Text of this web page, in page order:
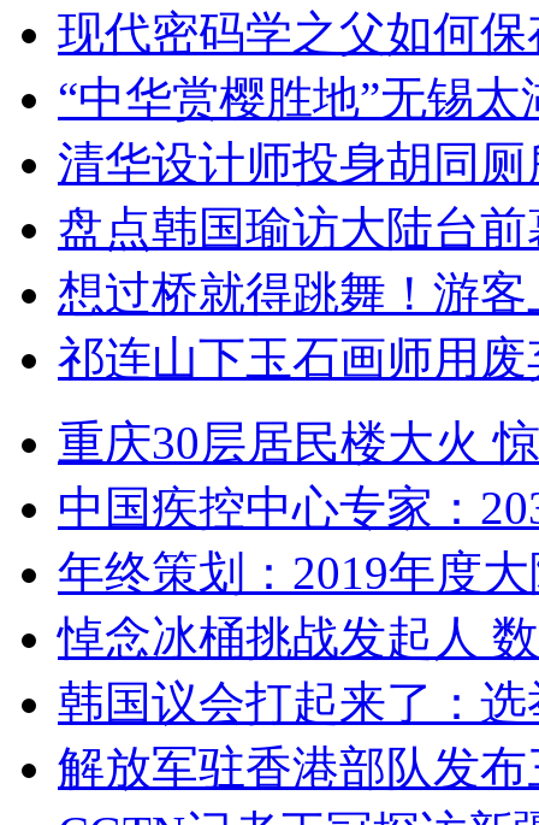
现代密码学之父如何
“中华赏樱胜地”无锡
清华设计师投身胡同
盘点韩国瑜访大陆台
想过桥就得跳舞！游客
祁连山下玉石画师用
重庆30层居民楼大火
中国疾控中心专家：
年终策划：2019年度
悼念冰桶挑战发起人
韩国议会打起来了：
解放军驻香港部队发